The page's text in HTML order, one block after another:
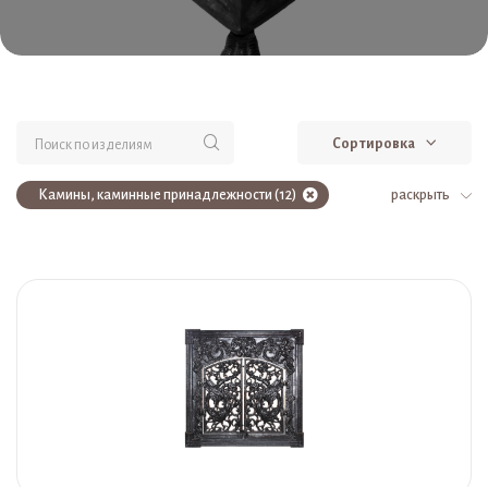
Сортировка
раскрыть
Камины, каминные принадлежности (12)